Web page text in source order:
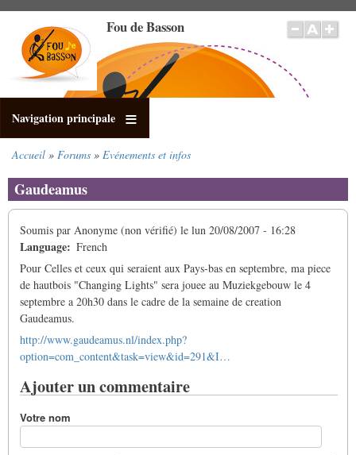
contenu
principal
Fou de Basson
Navigation principale
d'Ariane
Accueil Forums Evénements et infos
Gaudeamus
Soumis par Anonyme (non vérifié) le lun 20/08/2007 - 16:28
Language
French
Pour Celles et ceux qui seraient aux Pays-bas en septembre, ma piece
de hautbois "Changing Lights" sera jouee au Muziekgebouw le 4
septembre a 20h30 dans le cadre de la semaine de creation
Gaudeamus.
http://www.gaudeamus.nl/index.php?
option=com_content&task=view&id=291&I…
Ajouter un commentaire
Votre nom